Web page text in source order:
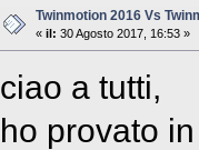
Twinmotion 2016 Vs
« il: 30 Agosto 2017, 16:53 »
ciao a tutti,
ho provato